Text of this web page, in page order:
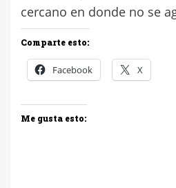
cercano en donde no se
Comparte esto:
Facebook X
Me gusta esto: